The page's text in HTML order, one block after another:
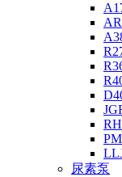
PM
尿素泵